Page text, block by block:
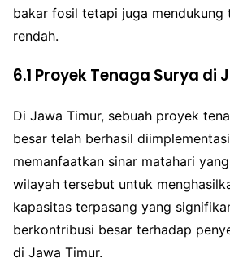
bakar fosil tetapi juga mendukung
rendah.
6.1 Proyek Tenaga Surya di
Di Jawa Timur, sebuah proyek
besar telah berhasil
memanfaatkan sinar matahari
wilayah tersebut untuk
kapasitas terpasang yang
berkontribusi besar terhadap
di Jawa Timur.